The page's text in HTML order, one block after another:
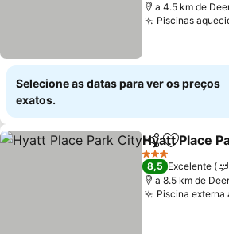
a 4.5 km de
Piscinas
Selecione as datas para ver os preços
exatos.
PartilharAdicionar
Hyatt Place
3 Estrelas
8,5 Excelente
a 8.5 km de
Piscina externa